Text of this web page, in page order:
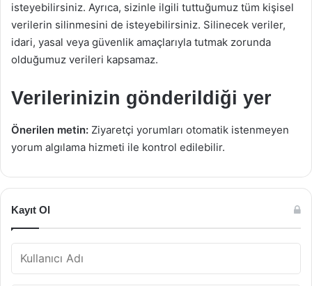
isteyebilirsiniz. Ayrıca, sizinle ilgili tuttuğumuz tüm kişisel
verilerin silinmesini de isteyebilirsiniz. Silinecek veriler,
idari, yasal veya güvenlik amaçlarıyla tutmak zorunda
olduğumuz verileri kapsamaz.
Verilerinizin gönderildiği yer
Önerilen metin: Ziyaretçi yorumları otomatik istenmeyen
yorum algılama hizmeti ile kontrol edilebilir.
Kayıt Ol